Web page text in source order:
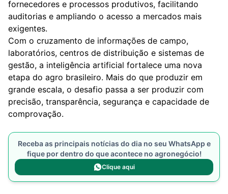
fornecedores e processos produtivos, facilitando
auditorias e ampliando o acesso a mercados mais
exigentes.
Com o cruzamento de informações de campo,
laboratórios, centros de distribuição e sistemas de
gestão, a inteligência artificial fortalece uma nova
etapa do agro brasileiro. Mais do que produzir em
grande escala, o desafio passa a ser produzir com
precisão, transparência, segurança e capacidade de
comprovação.
Receba as principais notícias do dia no seu WhatsApp e
fique por dentro do que acontece no agronegócio!
Clique aqui